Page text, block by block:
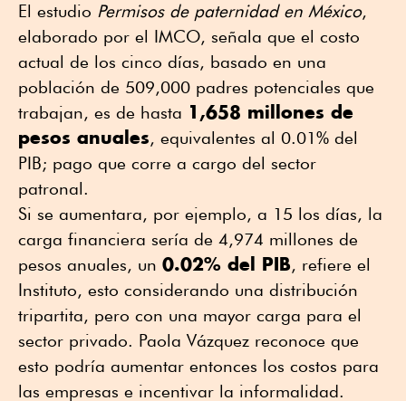
El estudio Permisos de paternidad en México,
elaborado por el IMCO, señala que el costo
actual de los cinco días, basado en una
población de 509,000 padres potenciales que
trabajan, es de hasta 1,658 millones de
pesos anuales, equivalentes al 0.01% del
PIB; pago que corre a cargo del sector
patronal.
Si se aumentara, por ejemplo, a 15 los días, la
carga financiera sería de 4,974 millones de
pesos anuales, un 0.02% del PIB, refiere el
Instituto, esto considerando una distribución
tripartita, pero con una mayor carga para el
sector privado. Paola Vázquez reconoce que
esto podría aumentar entonces los costos para
las empresas e incentivar la informalidad.